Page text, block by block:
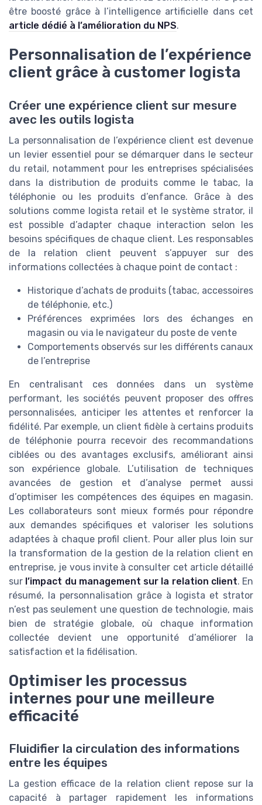
être boosté grâce à l’intelligence artificielle dans cet
article dédié à l’amélioration du NPS.
Personnalisation de l’expérience
client grâce à customer logista
Créer une expérience client sur mesure
avec les outils logista
La personnalisation de l’expérience client est devenue
un levier essentiel pour se démarquer dans le secteur
du retail, notamment pour les entreprises spécialisées
dans la distribution de produits comme le tabac, la
téléphonie ou les produits d’enfance. Grâce à des
solutions comme logista retail et le système strator, il
est possible d’adapter chaque interaction selon les
besoins spécifiques de chaque client. Les responsables
de la relation client peuvent s’appuyer sur des
informations collectées à chaque point de contact :
Historique d’achats de produits (tabac, accessoires
de téléphonie, etc.)
Préférences exprimées lors des échanges en
magasin ou via le navigateur du poste de vente
Comportements observés sur les différents canaux
de l’entreprise
En centralisant ces données dans un système
performant, les sociétés peuvent proposer des offres
personnalisées, anticiper les attentes et renforcer la
fidélité. Par exemple, un client fidèle à certains produits
de téléphonie pourra recevoir des recommandations
ciblées ou des avantages exclusifs, améliorant ainsi
son expérience globale. L’utilisation de techniques
avancées de gestion et d’analyse permet aussi
d’optimiser les compétences des équipes en magasin.
Les collaborateurs sont mieux formés pour répondre
aux demandes spécifiques et valoriser les solutions
adaptées à chaque profil client. Pour aller plus loin sur
la transformation de la gestion de la relation client en
entreprise, je vous invite à consulter cet article détaillé
sur l’impact du management sur la relation client. En
résumé, la personnalisation grâce à logista et strator
n’est pas seulement une question de technologie, mais
bien de stratégie globale, où chaque information
collectée devient une opportunité d’améliorer la
satisfaction et la fidélisation.
Optimiser les processus
internes pour une meilleure
efficacité
Fluidifier la circulation des informations
entre les équipes
La gestion efficace de la relation client repose sur la
capacité à partager rapidement les informations